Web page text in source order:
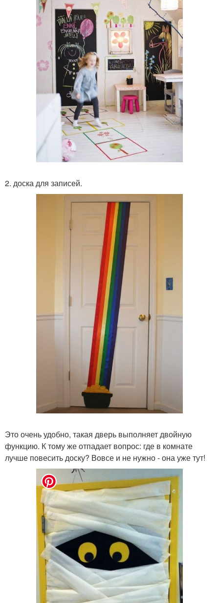
2. доска для записей.
Это очень удобно, такая дверь выполняет двойную
функцию. К тому же отпадает вопрос: где в комнате
лучше повесить доску? Вовсе и не нужно - она уже тут!